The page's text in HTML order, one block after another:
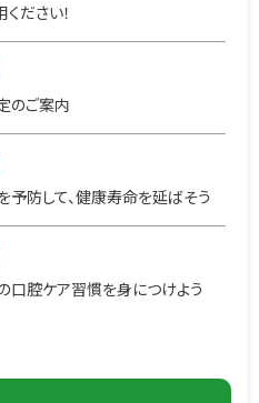
ださい！
のご案内
予防して、健康寿命を延ばそう
口腔ケア習慣を身につけよう